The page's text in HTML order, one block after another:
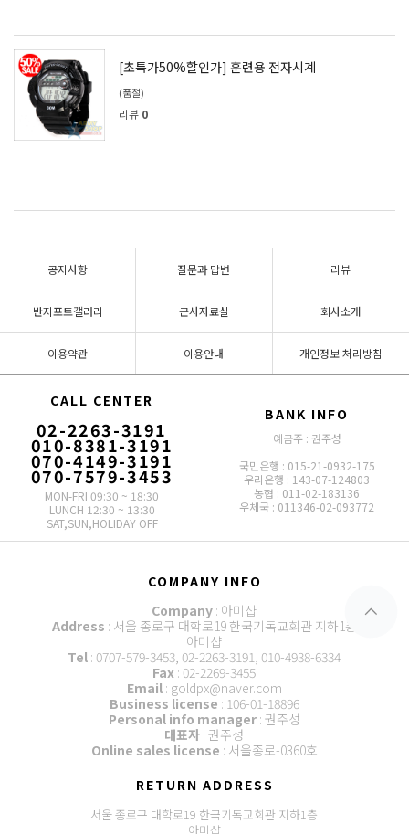
[초특가50%할인가] 훈련용 전자시계
(품절)
리뷰 0
공지사항 질문과 답변 리뷰
반지포토갤러리 군사자료실 회사소개
이용약관 이용안내 개인정보 처리방침
CALL CENTER
02-2263-3191
010-8381-3191
070-4149-3191
070-7579-3453
MON-FRI 09:30 ~ 18:30
LUNCH 12:30 ~ 13:30
SAT,SUN,HOLIDAY OFF
BANK INFO
예금주 : 권주성
국민은행 : 015-21-0932-175
우리은행 : 143-07-124803
농협 : 011-02-183136
우체국 : 011346-02-093772
COMPANY INFO
Company : 아미샵
Address : 서울 종로구 대학로19 한국기독교회관 지하1층
아미샵
Tel : 0707-579-3453, 02-2263-3191, 010-4938-6334
Fax : 02-2269-3455
Email: goldpx@naver.com
Business license : 106-01-18896
Personal info manager: 권주성
대표자 : 권주성
Online sales license : 서울종로-0360호
RETURN ADDRESS
서울 종로구 대학로19 한국기독교회관 지하1층
아미샵